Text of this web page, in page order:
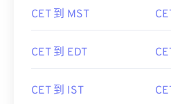
CET 到 MST
CET 到 EDT
CET 到 IST